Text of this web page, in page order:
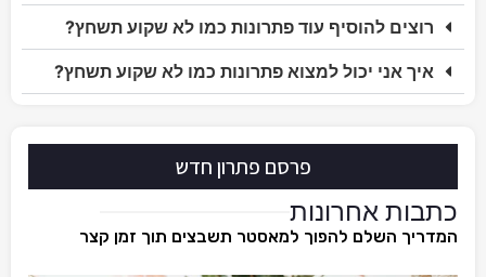
רוצים להוסיף עוד פתרונות כמו לא שקוע תשחץ?
איך אני יכול למצוא פתרונות כמו לא שקוע תשחץ?
פרסם פתרון חדש
כתבות אחרונות
המדריך השלם להפוך למאסטר תשבצים תוך זמן קצר